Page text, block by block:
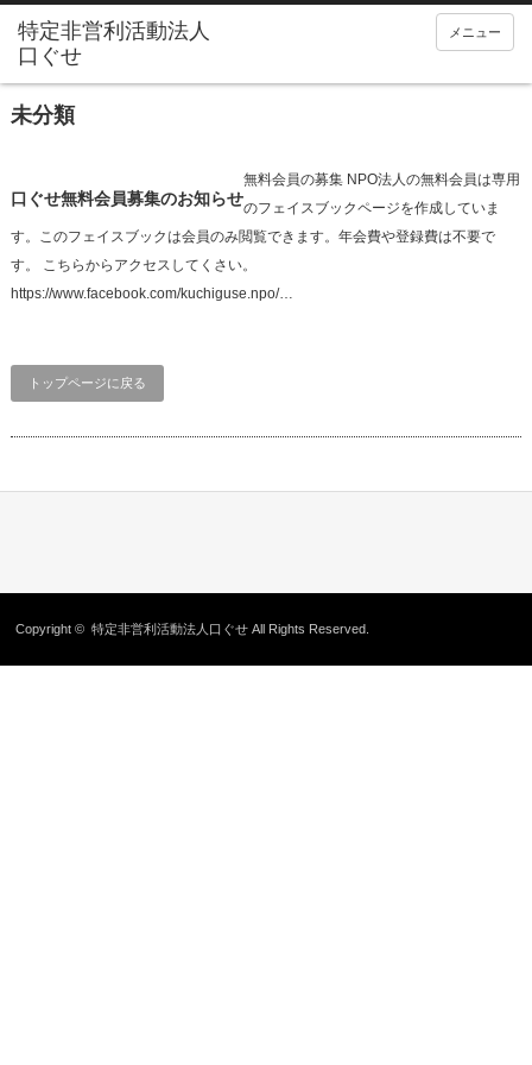
メニュー
未分類
口ぐせ無料会員募集のお知らせ
無料会員の募集 NPO法人の無料会員は専用
のフェイスブックページを作成していま
す。このフェイスブックは会員のみ閲覧できます。年会費や登録費は不要で
す。 こちらからアクセスしてくさい。
https://www.facebook.com/kuchiguse.npo/…
トップページに戻る
Copyright ©特定非営利活動法人口ぐせ All Rights Reserved.